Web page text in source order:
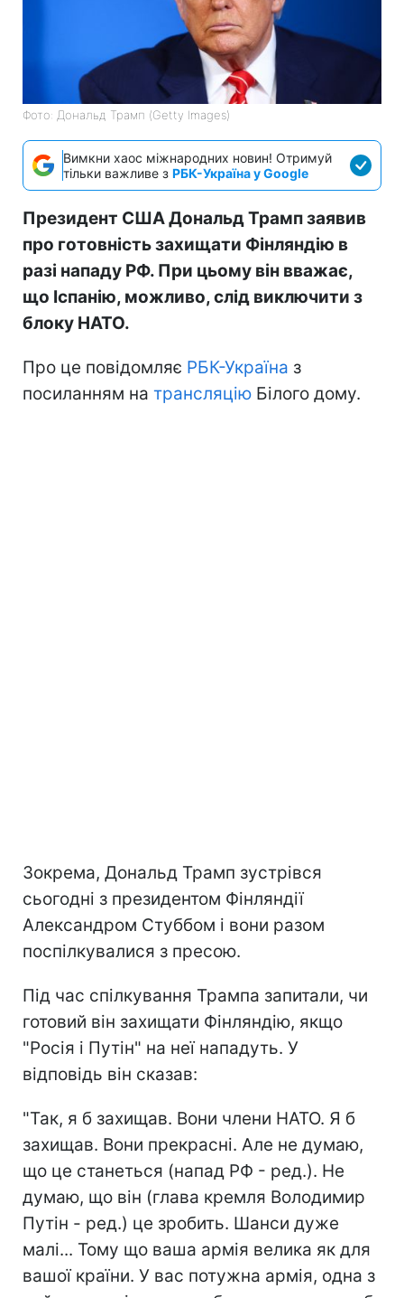
Фото: Дональд Трамп (Getty Images)
Вимкни хаос міжнародних новин! Отримуй
тільки важливе з РБК-Україна у Google
Президент США Дональд Трамп заявив
про готовність захищати Фінляндію в
разі нападу РФ. При цьому він вважає,
що Іспанію, можливо, слід виключити з
блоку НАТО.
Про це повідомляє РБК-Україна з
посиланням на трансляцію Білого дому.
Зокрема, Дональд Трамп зустрівся
сьогодні з президентом Фінляндії
Александром Стуббом і вони разом
поспілкувалися з пресою.
Під час спілкування Трампа запитали, чи
готовий він захищати Фінляндію, якщо
"Росія і Путін" на неї нападуть. У
відповідь він сказав:
"Так, я б захищав. Вони члени НАТО. Я б
захищав. Вони прекрасні. Але не думаю,
що це станеться (напад РФ - ред.). Не
думаю, що він (глава кремля Володимир
Путін - ред.) це зробить. Шанси дуже
малі... Тому що ваша армія велика як для
вашої країни. У вас потужна армія, одна з